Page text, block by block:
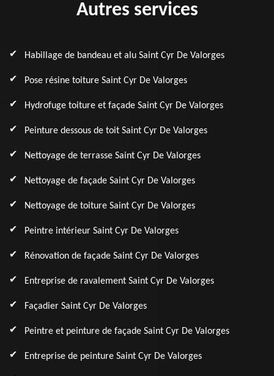
Autres services
Habillage de bandeau et alu Saint Cyr De Valorges
Pose résine toiture Saint Cyr De Valorges
Hydrofuge toiture et façade Saint Cyr De Valorges
Peinture dessous de toit Saint Cyr De Valorges
Nettoyage de terrasse Saint Cyr De Valorges
Nettoyage de façade Saint Cyr De Valorges
Nettoyage de toiture Saint Cyr De Valorges
Peintre intérieur Saint Cyr De Valorges
Rénovation de façade Saint Cyr De Valorges
Entreprise de ravalement Saint Cyr De Valorges
Façadier Saint Cyr De Valorges
Peintre et peinture de façade Saint Cyr De Valorges
Entreprise de peinture Saint Cyr De Valorges